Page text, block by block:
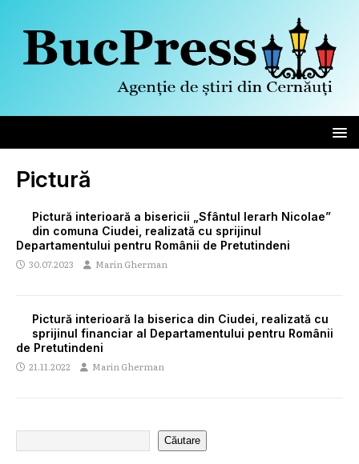
Pictură
Pictură interioară a bisericii „Sfântul Ierarh Nicolae”
din comuna Ciudei, realizată cu sprijinul
Departamentului pentru Românii de Pretutindeni
30.07.2023 Marin Gherman
Pictură interioară la biserica din Ciudei, realizată cu
sprijinul financiar al Departamentului pentru Românii
de Pretutindeni
21.11.2022 Marin Gherman
Căutare